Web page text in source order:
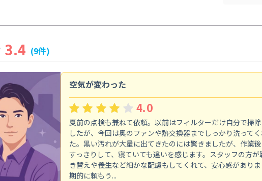
3.4 (9件)
空気が変わった
4.0
夏前の点検も兼ねて依頼。以前はフィルターだけ自分で掃
したが、今回は奥のファンや熱交換器までしっかり洗って
た。黒い汚れが大量に出てきたのには驚きましたが、作業
すっきりして、寝ていても違いを感じます。スタッフの方が
き替えや養生など細かな配慮もしてくれて、安心感があり
期的に頼もう...